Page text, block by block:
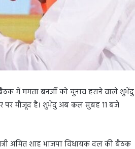
में ममता बनर्जी को चुनाव हराने वाले शुभेंदु
पर मौजूद है। शुभेंदु अब कल सुबह 11 बजे
अमित शाह भाजपा विधायक दल की बैठक